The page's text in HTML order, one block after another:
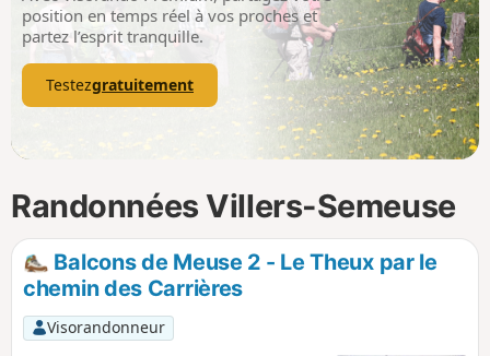
p
position en temps réel à vos proches et
partez l’esprit tranquille.
Testezgratuitement
Randonnées Villers-Semeuse
Balcons de Meuse 2 - Le Theux par le
chemin des Carrières
Visorandonneur